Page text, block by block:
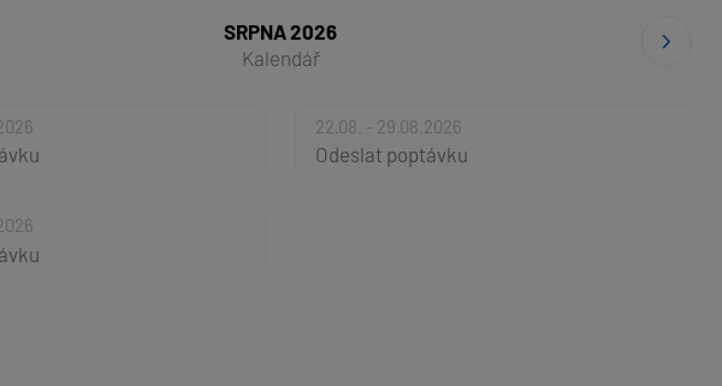
SRPNA 2026
Kalendář
22.08. - 29.08.2026
Odeslat poptávku